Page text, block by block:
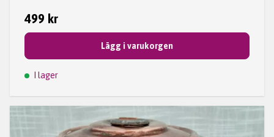
499 kr
Lägg i varukorgen
I lager